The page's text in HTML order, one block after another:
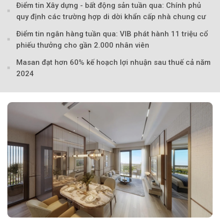
Điểm tin Xây dựng - bất động sản tuần qua: Chính phủ
quy định các trường hợp di dời khẩn cấp nhà chung cư
Điểm tin ngân hàng tuần qua: VIB phát hành 11 triệu cổ
phiếu thưởng cho gần 2.000 nhân viên
Masan đạt hơn 60% kế hoạch lợi nhuận sau thuế cả năm
2024